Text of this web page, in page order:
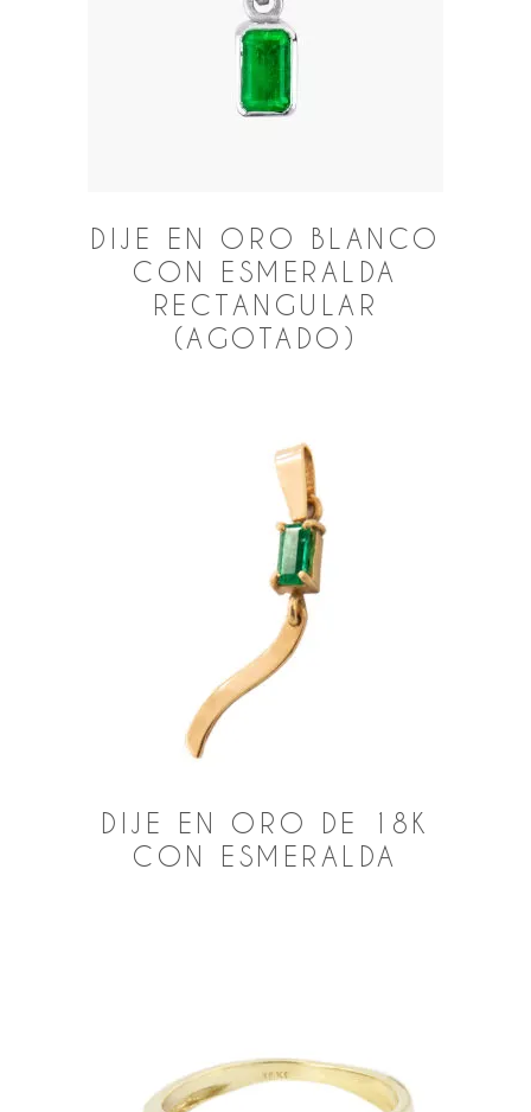
DIJE EN ORO BLANCO
CON ESMERALDA
RECTANGULAR
(AGOTADO)
DIJE EN ORO DE 18K
CON ESMERALDA